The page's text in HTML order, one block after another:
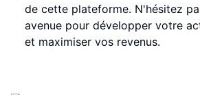
de cette plateforme. N'hésitez
avenue pour développer votre
et maximiser vos revenus.